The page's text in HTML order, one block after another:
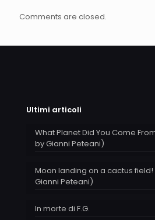
Comments are closed.
Ultimi articoli
What Planet Did You Come
by Gianni Peteani)
Moon landing on a cactus
Gianni Peteani)
In morte di F.G.